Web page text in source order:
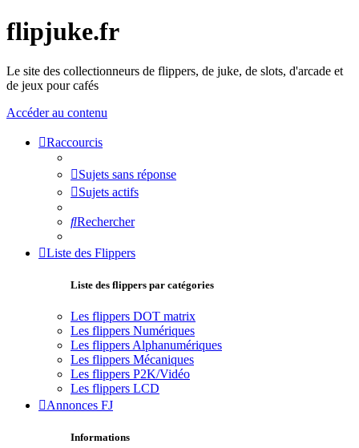
flipjuke.fr
Le site des collectionneurs de flippers, de juke, de slots, d'arcade et
de jeux pour cafés
Accéder au contenu
Raccourcis
Sujets sans réponse
Sujets actifs
Rechercher
Liste des Flippers
Liste des flippers par catégories
Les flippers DOT matrix
Les flippers Numériques
Les flippers Alphanumériques
Les flippers Mécaniques
Les flippers P2K/Vidéo
Les flippers LCD
Annonces FJ
Informations